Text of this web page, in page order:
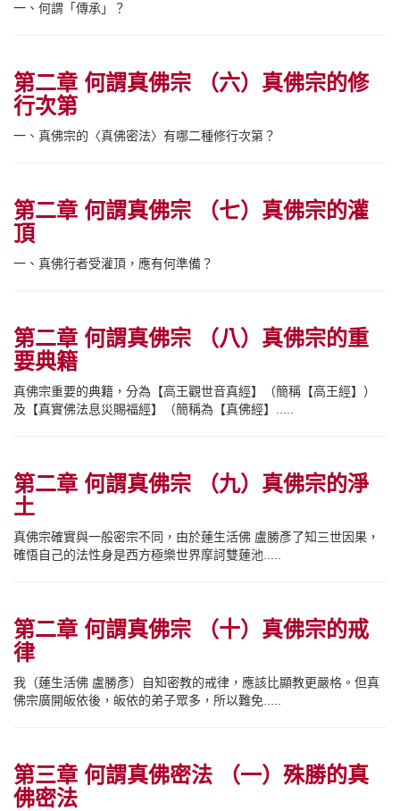
一、何謂「傳承」？
第二章 何謂真佛宗 （六）真佛宗的修
行次第
一、真佛宗的〈真佛密法〉有哪二種修行次第？
第二章 何謂真佛宗 （七）真佛宗的灌
頂
一、真佛行者受灌頂，應有何準備？
第二章 何謂真佛宗 （八）真佛宗的重
要典籍
真佛宗重要的典籍，分為【高王觀世音真經】（簡稱【高王經】）
及【真實佛法息災賜福經】（簡稱為【真佛經】.....
第二章 何謂真佛宗 （九）真佛宗的淨
土
真佛宗確實與一般密宗不同，由於蓮生活佛 盧勝彥了知三世因果，
確悟自己的法性身是西方極樂世界摩訶雙蓮池.....
第二章 何謂真佛宗 （十）真佛宗的戒
律
我（蓮生活佛 盧勝彥）自知密教的戒律，應該比顯教更嚴格。但真
佛宗廣開皈依後，皈依的弟子眾多，所以難免.....
第三章 何謂真佛密法 （一）殊勝的真
佛密法